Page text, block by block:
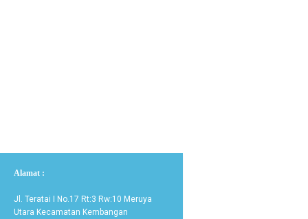
Alamat :
Jl. Teratai I No.17 Rt:3 Rw:10 Meruya
Utara Kecamatan Kembangan